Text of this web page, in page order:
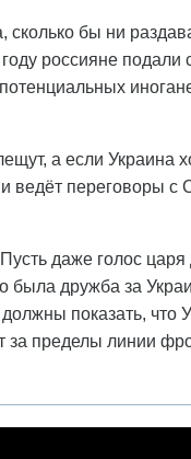
бы ни
россияне
а если Украина
и ведёт переговоры
даже голос
была дружба за
показать, что
за пределы линии